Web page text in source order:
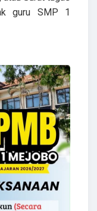
guru SMP 1